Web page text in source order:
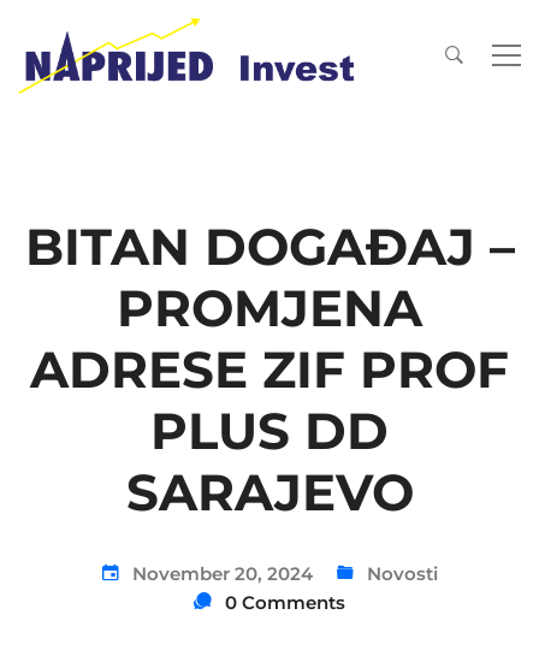
BITAN DOGAĐAJ –
PROMJENA
ADRESE ZIF PROF
PLUS DD
SARAJEVO
November 20, 2024
Novosti
0 Comments